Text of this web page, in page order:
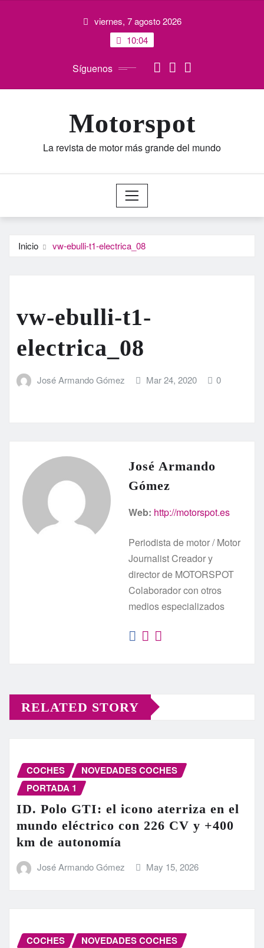
viernes, 7 agosto 2026
10:04
Síguenos
Motorspot
La revista de motor más grande del mundo
Inicio vw-ebulli-t1-electrica_08
vw-ebulli-t1-
electrica_08
José Armando Gómez Mar 24, 2020 0
José Armando
Gómez
Web: http://motorspot.es
Periodista de motor / Motor
Journalist Creador y
director de MOTORSPOT
Colaborador con otros
medios especializados
RELATED STORY
COCHES
NOVEDADES COCHES
PORTADA 1
ID. Polo GTI: el icono aterriza en el
mundo eléctrico con 226 CV y +400
km de autonomía
José Armando Gómez May 15, 2026
COCHES
NOVEDADES COCHES